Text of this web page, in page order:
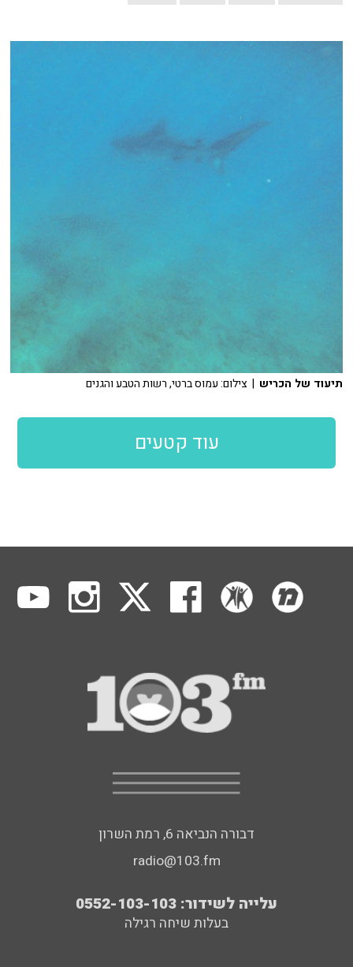
תיעוד של הכריש | צילום: עמוס ברטי, רשות הטבע והגנים
עוד קטעים
דבורה הנביאה 6, רמת השרון
radio@103.fm
עלייה לשידור: 0552-103-103
בעלות שיחה רגילה